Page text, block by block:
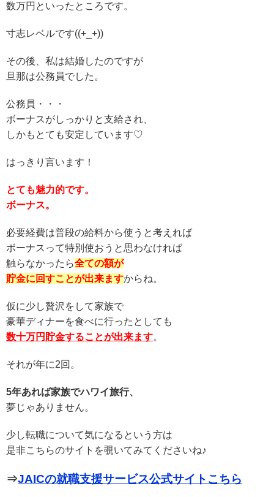
数万円といったところです。
寸志レベルです((+_+))
その後、私は結婚したのですが
旦那は公務員でした。
公務員・・・
ボーナスがしっかりと支給され、
しかもとても安定しています♡
はっきり言います！
とても魅力的です。
ボーナス。
必要経費は普段の給料から使うと考えれば
ボーナスって特別使おうと思わなければ
触らなかったら全ての額が
貯金に回すことが出来ますからね。
仮に少し贅沢をして家族で
豪華ディナーを食べに行ったとしても
数十万円貯金することが出来ます。
それが年に2回。
5年あれば家族でハワイ旅行、
夢じゃありません。
少し転職について気になるという方は
是非こちらのサイトを覗いてみてくださいね♪
⇒JAICの就職支援サービス公式サイトこちら